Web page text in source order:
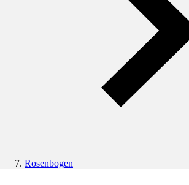
Rosenbogen